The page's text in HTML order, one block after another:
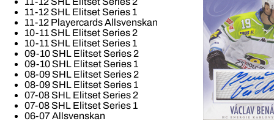
11-12 SHL Elitset Series 1
11-12 Playercards Allsvenskan
10-11 SHL Elitset Series 2
10-11 SHL Elitset Series 1
09-10 SHL Elitset Series 2
09-10 SHL Elitset Series 1
08-09 SHL Elitset Series 2
08-09 SHL Elitset Series 1
07-08 SHL Elitset Series 2
07-08 SHL Elitset Series 1
06-07 Allsvenskan